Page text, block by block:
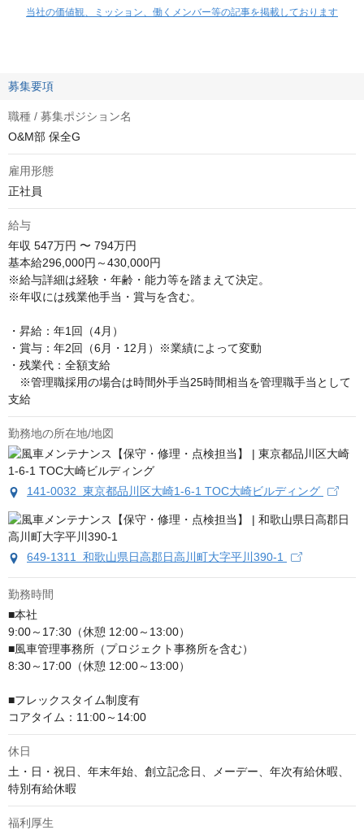
当社の価値観、ミッション、働くメンバー等の記事を掲載しております
募集要項
職種 / 募集ポジション名
O&M部 保全G
雇用形態
正社員
給与
年収 547万円 〜 794万円
基本給296,000円～430,000円
※給与詳細は経験・年齢・能力等を踏まえて決定。
※年収には残業他手当・賞与を含む。
・昇給：年1回（4月）
・賞与：年2回（6月・12月）※業績によって変動
・残業代：全額支給
※管理職採用の場合は時間外手当25時間相当を管理職手当として
支給
勤務地の所在地/地図
141-0032 東京都品川区大崎1-6-1 TOC大崎ビルディング
649-1311 和歌山県日高郡日高川町大字平川390-1
勤務時間
■本社
9:00～17:30（休憩 12:00～13:00）
■風車管理事務所（プロジェクト事務所を含む）
8:30～17:00（休憩 12:00～13:00）
■フレックスタイム制度有
コアタイム：11:00～14:00
休日
土・日・祝日、年末年始、創立記念日、メーデー、年次有給休暇、
特別有給休暇
福利厚生